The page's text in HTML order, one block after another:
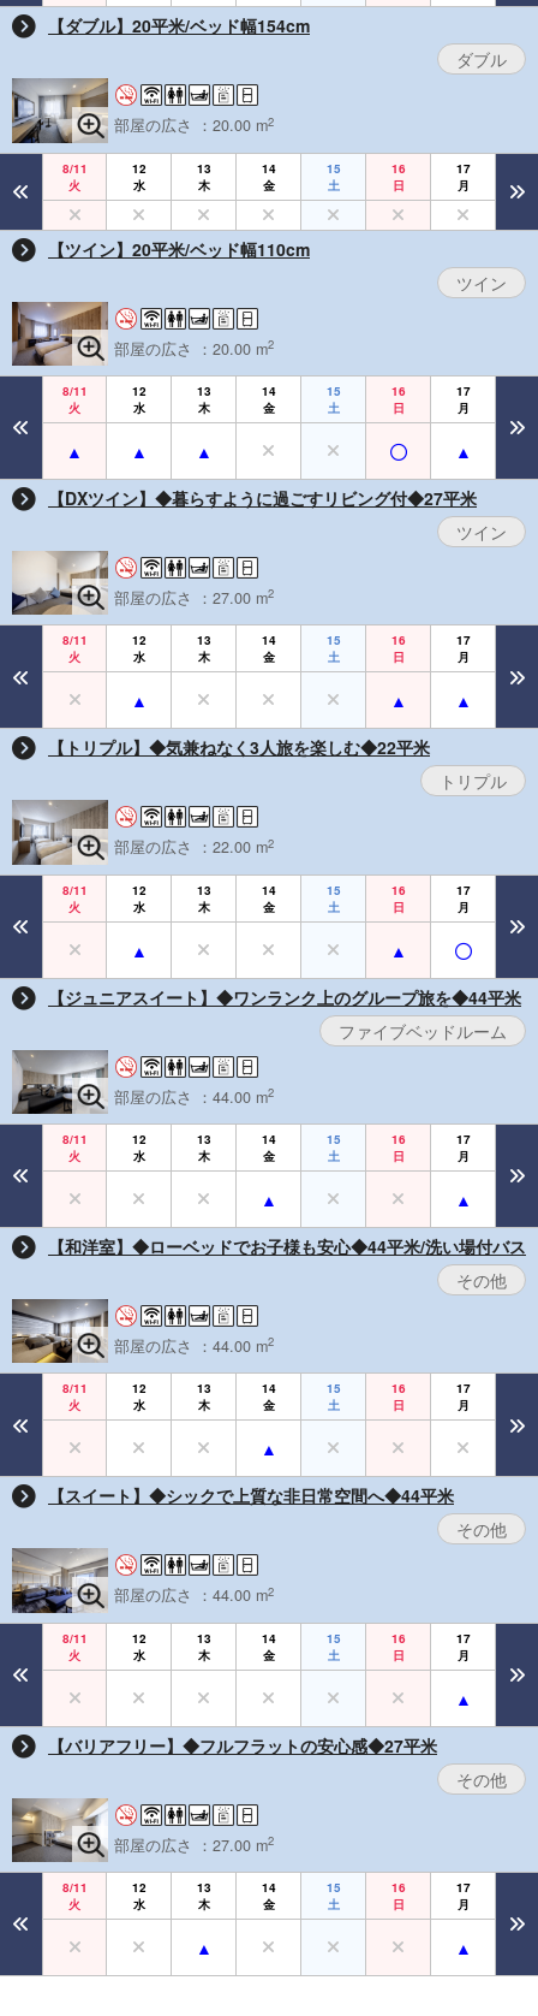
【ダブル】20平米/ベッド幅154cm
ダブル
部屋の広さ ：20.00 m2
8/11
火
12
水
13
木
14
金
15
土
16
日
17
月
【ツイン】20平米/ベッド幅110cm
ツイン
部屋の広さ ：20.00 m2
8/11
火
12
水
13
木
14
金
15
土
16
日
17
月
【DXツイン】◆暮らすように過ごすリビング付◆27平米
ツイン
部屋の広さ ：27.00 m2
8/11
火
12
水
13
木
14
金
15
土
16
日
17
月
【トリプル】◆気兼ねなく3人旅を楽しむ◆22平米
トリプル
部屋の広さ ：22.00 m2
8/11
火
12
水
13
木
14
金
15
土
16
日
17
月
【ジュニアスイート】◆ワンランク上のグループ旅を◆44平米
ファイブベッドルーム
部屋の広さ ：44.00 m2
8/11
火
12
水
13
木
14
金
15
土
16
日
17
月
【和洋室】◆ローベッドでお子様も安心◆44平米/洗い場付バス
その他
部屋の広さ ：44.00 m2
8/11
火
12
水
13
木
14
金
15
土
16
日
17
月
【スイート】◆シックで上質な非日常空間へ◆44平米
その他
部屋の広さ ：44.00 m2
8/11
火
12
水
13
木
14
金
15
土
16
日
17
月
【バリアフリー】◆フルフラットの安心感◆27平米
その他
部屋の広さ ：27.00 m2
8/11
火
12
水
13
木
14
金
15
土
16
日
17
月